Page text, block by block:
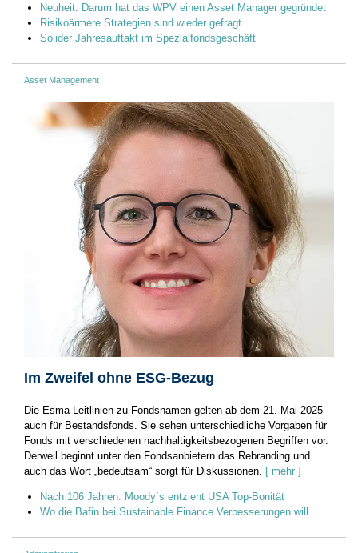
Neuheit: Darum hat das WPV einen Asset Manager gegründet
Risikoärmere Strategien sind wieder gefragt
Solider Jahresauftakt im Spezialfondsgeschäft
Asset Management
Im Zweifel ohne ESG-Bezug
Die Esma-Leitlinien zu Fondsnamen gelten ab dem 21. Mai 2025
auch für Bestandsfonds. Sie sehen unterschiedliche Vorgaben für
Fonds mit verschiedenen nachhaltigkeitsbezogenen Begriffen vor.
Derweil ­beginnt unter den Fondsanbietern das Rebranding und
auch das Wort „bedeutsam“ sorgt für Diskussionen. [ mehr ]
Nach 106 Jahren: Moody´s entzieht USA Top-Bonität
Wo die Bafin bei Sustainable Finance Verbesserungen will